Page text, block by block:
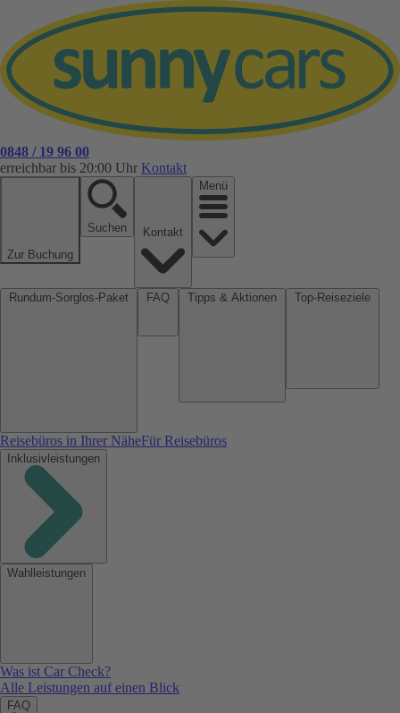
0848 / 19 96 00
erreichbar bis 20:00 Uhr Kontakt
Zur Buchung
Suchen
Menü
Reisebüros in Ihrer NäheFür Reisebüros
Inklusivleistungen
Wahlleistungen
Was ist Car Check?
Alle Leistungen auf einen Blick
FAQ